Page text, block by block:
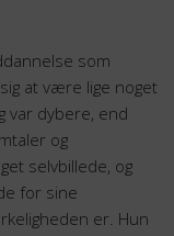
som
at være lige noget
var dybere, end
og
selvbillede, og
for sine
er. Hun